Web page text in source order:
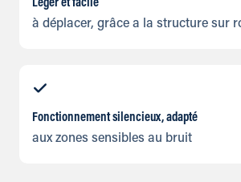
Léger et facile
à déplacer, grâce a la structure sur
Fonctionnement silencieux, adapté
aux zones sensibles au bruit